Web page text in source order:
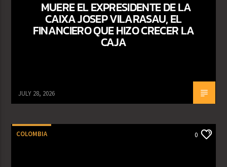
MUERE EL EXPRESIDENTE DE LA
CAIXA JOSEP VILARASAU, EL
FINANCIERO QUE HIZO CRECER LA
CAJA
JULY 28, 2026
COLOMBIA 0